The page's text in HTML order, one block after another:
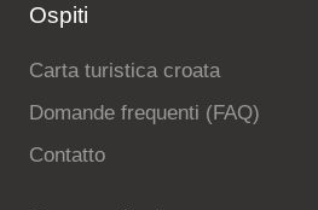
Ospiti
Carta turistica croata
Domande frequenti (FAQ)
Contatto